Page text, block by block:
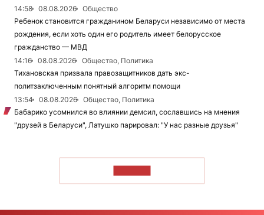
14:58
08.08.2026
Общество
Ребенок становится гражданином Беларуси независимо от места
рождения, если хоть один его родитель имеет белорусское
гражданство — МВД
14:16
08.08.2026
Общество, Политика
Тихановская призвала правозащитников дать экс-
политзаключенным понятный алгоритм помощи
13:54
08.08.2026
Общество, Политика
Бабарико усомнился во влиянии демсил, сославшись на мнения
"друзей в Беларуси", Латушко парировал: "У нас разные друзья"